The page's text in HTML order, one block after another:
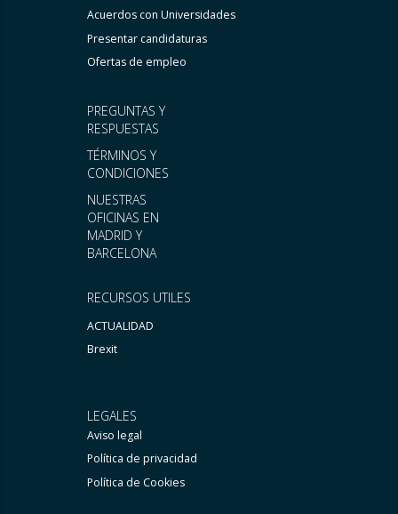
RECURSOS UTILES
ACTUALIDAD
Brexit
PREGUNTAS Y
RESPUESTAS
TÉRMINOS Y
CONDICIONES
NUESTRAS
OFICINAS EN
MADRID Y
BARCELONA
Acuerdos con Universidades
Presentar candidaturas
Ofertas de empleo
LEGALES
Aviso legal
Política de privacidad
Política de Cookies